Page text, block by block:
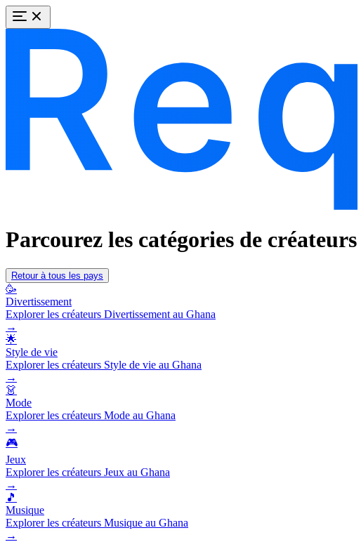
Parcourez les catégories de
Retour à tous les pays
🥳
Divertissement
Explorer les créateurs Divertissement au Ghana
→
🌟
Style de vie
Explorer les créateurs Style de vie au Ghana
→
👗
Mode
Explorer les créateurs Mode au Ghana
→
🎮
Jeux
Explorer les créateurs Jeux au Ghana
→
🎵
Musique
Explorer les créateurs Musique au Ghana
→